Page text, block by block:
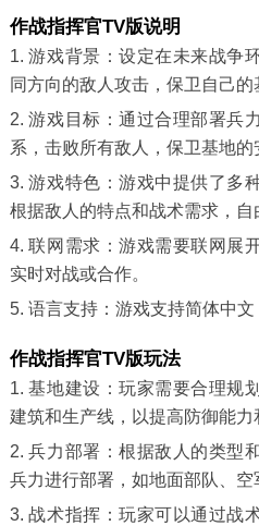
作战指挥官TV版说明
1. 游戏背景：设定在未来战争
同方向的敌人攻击，保卫自己的
2. 游戏目标：通过合理部署兵
系，击败所有敌人，保卫基地的
3. 游戏特色：游戏中提供了多
根据敌人的特点和战术需求，自
4. 联网需求：游戏需要联网展
实时对战或合作。
5. 语言支持：游戏支持简体中文
作战指挥官TV版玩法
1. 基地建设：玩家需要合理规
建筑和生产线，以提高防御能力
2. 兵力部署：根据敌人的类型
兵力进行部署，如地面部队、空
3. 战术指挥：玩家可以通过战